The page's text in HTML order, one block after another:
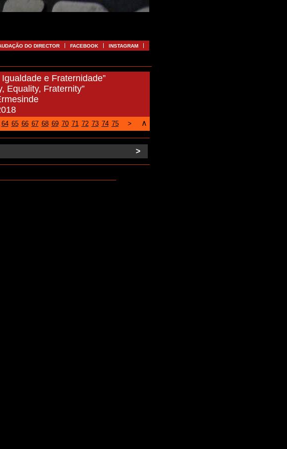
DO DIRECTOR FACEBOOK INSTAGRAM
e Fraternidade”
Equality, Fraternity”
64 65 66 67 68 69 70 71 72 73 74 75 > ∧
>